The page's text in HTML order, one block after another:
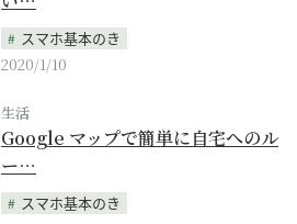
スマホ基本のき
2020/1/10
生活
Google マップで簡単に自宅へのル
ー…
スマホ基本のき